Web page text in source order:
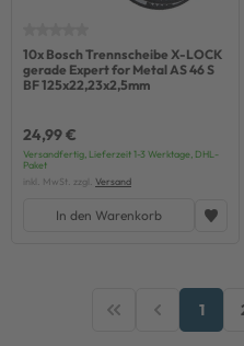
10x Bosch Trennscheibe X-LOCK
gerade Expert for Metal AS 46 S
BF 125x22,23x2,5mm
24,99 €
Versandfertig, Lieferzeit 1-3 Werktage, DHL-
Paket
inkl. MwSt. zzgl. Versand
In den Warenkorb
1